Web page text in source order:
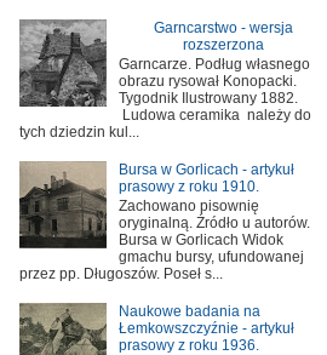
Garncarstwo - wersja
rozszerzona
Garncarze. Podług własnego
obrazu rysował Konopacki.
Tygodnik Ilustrowany 1882.
Ludowa ceramika należy do
tych dziedzin kul...
Bursa w Gorlicach - artykuł
prasowy z roku 1910.
Zachowano pisownię
oryginalną. Źródło u autorów.
Bursa w Gorlicach Widok
gmachu bursy, ufundowanej
przez pp. Długoszów. Poseł s...
Naukowe badania na
Łemkowszczyźnie - artykuł
prasowy z roku 1936.